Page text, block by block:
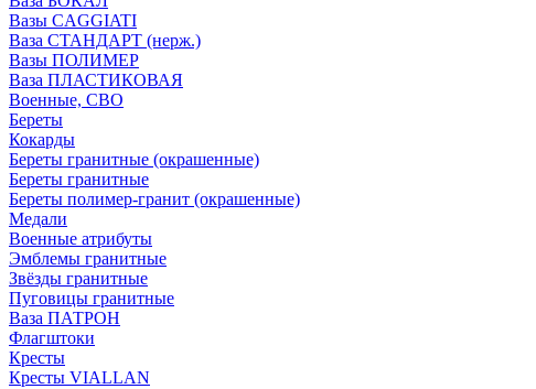
Вазы CAGGIATI
Ваза СТАНДАРТ (нерж.)
Вазы ПОЛИМЕР
Ваза ПЛАСТИКОВАЯ
Военные, СВО
Береты
Кокарды
Береты гранитные (окрашенные)
Береты гранитные
Береты полимер-гранит (окрашенные)
Медали
Военные атрибуты
Эмблемы гранитные
Звёзды гранитные
Пуговицы гранитные
Ваза ПАТРОН
Флагштоки
Кресты
Кресты VIALLAN